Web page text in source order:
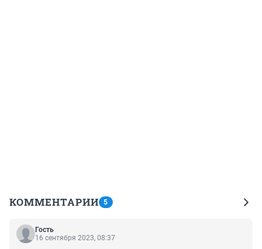
КОММЕНТАРИИ 5
Гость
16 сентября 2023, 08:37